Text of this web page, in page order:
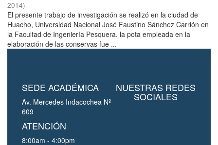
2014)
El presente trabajo de investigación se realizó en la ciudad de
Huacho, Universidad Nacional José Faustino Sánchez Carrión en
la Facultad de Ingeniería Pesquera. la pota empleada en la
elaboración de las conservas fue ...
SEDE ACADÉMICA
Av. Mercedes Indacochea Nº
609
ATENCIÓN
8:00am - 4:00pm
NUESTRAS REDES
SOCIALES